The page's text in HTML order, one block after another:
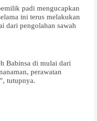
padi mengucapkan
ini terus melakukan
dari pengolahan sawah
Babinsa di mulai dari
perawatan
tutupnya.